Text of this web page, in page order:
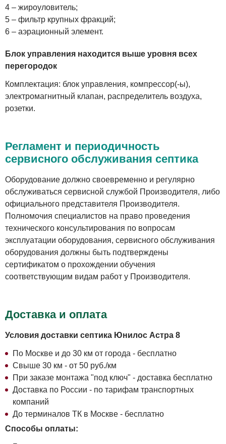
4 – жироуловитель;
5 – фильтр крупных фракций;
6 – аэрационный элемент.
Блок управления находится выше уровня всех
перегородок
Комплектация: блок управления, компрессор(-ы),
электромагнитный клапан, распределитель воздуха,
розетки.
Регламент и периодичность
сервисного обслуживания септика
Оборудование должно своевременно и регулярно
обслуживаться сервисной службой Производителя, либо
официального представителя Производителя.
Полномочия специалистов на право проведения
технического консультирования по вопросам
эксплуатации оборудования, сервисного обслуживания
оборудования должны быть подтверждены
сертификатом о прохождении обучения
соответствующим видам работ у Производителя.
Доставка и оплата
Условия доставки септика Юнилос Астра 8
По Москве и до 30 км от города - бесплатно
Свыше 30 км - от 50 руб./км
При заказе монтажа "под ключ" - доставка бесплатно
Доставка по России - по тарифам транспортных
компаний
До терминалов ТК в Москве - бесплатно
Способы оплаты: